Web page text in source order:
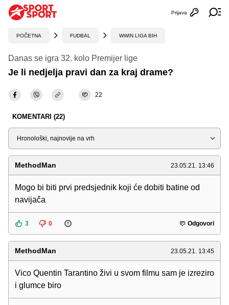
Otvori
Prijava
POČETNA FUDBAL WWIN LIGA BIH
Danas se igra 32. kolo Premijer lige
Je li nedjelja pravi dan za kraj drame?
22
KOMENTARI (22)
Sortiraj
MethodMan 23.05.21. 13:46
Mogo bi biti prvi predsjednik koji će dobiti batine od
navijača
3 0 Odgovori
MethodMan 23.05.21. 13:45
Vico Quentin Tarantino živi u svom filmu sam je izreziro
i glumce biro